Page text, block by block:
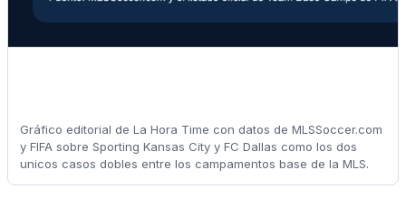
Gráfico editorial de La Hora Time con datos de MLSSoccer.com
y FIFA sobre Sporting Kansas City y FC Dallas como los dos
unicos casos dobles entre los campamentos base de la MLS.